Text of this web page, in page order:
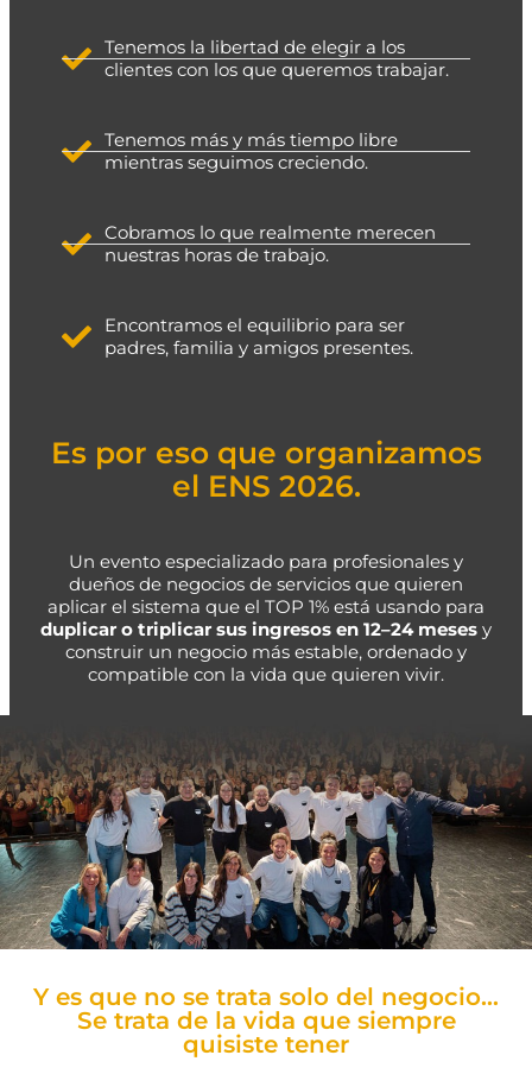
Tenemos la libertad de elegir a los
clientes con los que queremos trabajar.
Tenemos más y más tiempo libre
mientras seguimos creciendo.
Cobramos lo que realmente merecen
nuestras horas de trabajo.
Encontramos el equilibrio para ser
padres, familia y amigos presentes.
Es por eso que organizamos
el ENS 2026.
Un evento especializado para profesionales y
dueños de negocios de servicios que quieren
aplicar el sistema que el TOP 1% está usando para
duplicar o triplicar sus ingresos en 12–24 meses y
construir un negocio más estable, ordenado y
compatible con la vida que quieren vivir.
Y es que no se trata solo del negocio…
Se trata de la vida que siempre
quisiste tener